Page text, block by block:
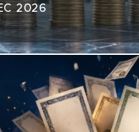
2026